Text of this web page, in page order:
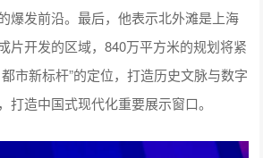
爆发前沿。最后，他表示北外滩是上海
片开发的区域，840万平方米的规划将紧
市新标杆”的定位，打造历史文脉与数字
打造中国式现代化重要展示窗口。